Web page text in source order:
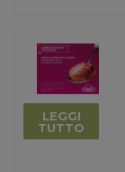
LEGGI
TUTTO